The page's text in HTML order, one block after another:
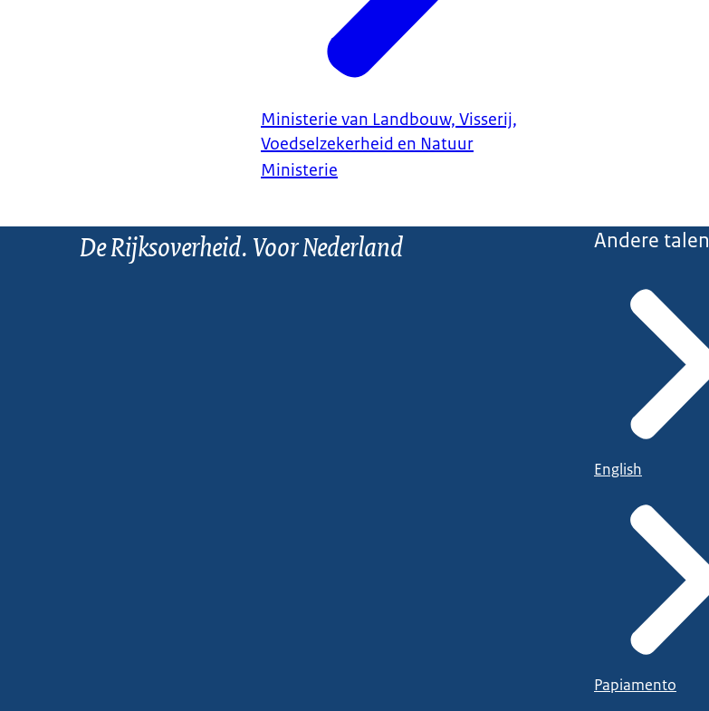
Ministerie van Landbouw, Visserij,
Voedselzekerheid en Natuur
Ministerie
De Rijksoverheid. Voor Nederland Andere talen
English
Papiamento